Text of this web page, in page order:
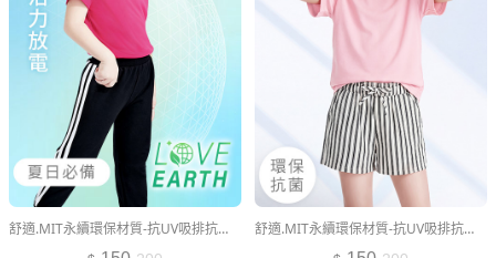
舒適.MIT永續環保材質-抗UV吸排抗菌圓領上衣-童裝
舒適.MIT永續環保材質-抗UV吸排抗菌圓領上衣-童裝